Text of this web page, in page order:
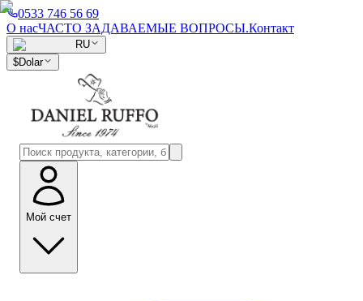
0533 746 56 69
О насЧАСТО ЗАДАВАЕМЫЕ ВОПРОСЫ.Контакт
RU
$Dolar
Мой счет